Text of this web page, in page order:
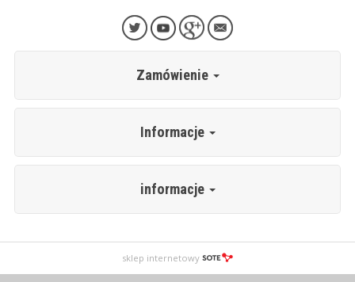
Zamówienie
Informacje
informacje
sklep internetowy